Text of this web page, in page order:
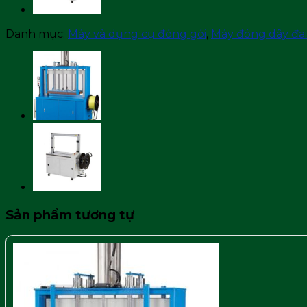
Danh mục: Máy và dụng cụ đóng gói, Máy đóng dây
Sản phẩm tương tự